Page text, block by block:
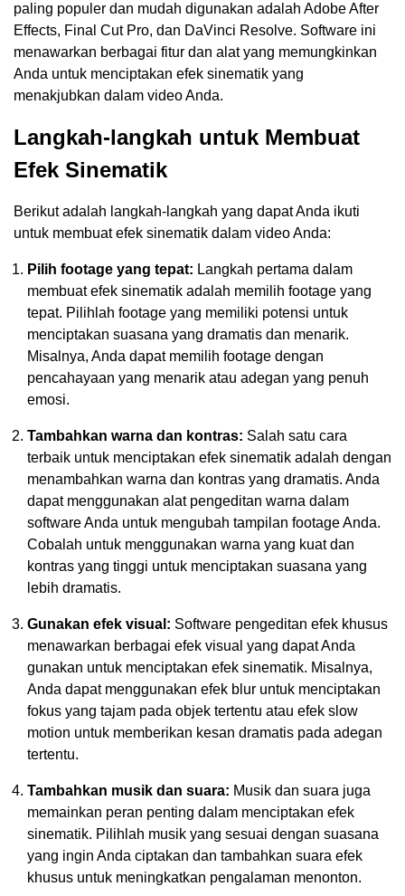
paling populer dan mudah digunakan adalah Adobe After
Effects, Final Cut Pro, dan DaVinci Resolve. Software ini
menawarkan berbagai fitur dan alat yang memungkinkan
Anda untuk menciptakan efek sinematik yang
menakjubkan dalam video Anda.
Langkah-langkah untuk Membuat
Efek Sinematik
Berikut adalah langkah-langkah yang dapat Anda ikuti
untuk membuat efek sinematik dalam video Anda:
Pilih footage yang tepat: Langkah pertama dalam
membuat efek sinematik adalah memilih footage yang
tepat. Pilihlah footage yang memiliki potensi untuk
menciptakan suasana yang dramatis dan menarik.
Misalnya, Anda dapat memilih footage dengan
pencahayaan yang menarik atau adegan yang penuh
emosi.
Tambahkan warna dan kontras: Salah satu cara
terbaik untuk menciptakan efek sinematik adalah dengan
menambahkan warna dan kontras yang dramatis. Anda
dapat menggunakan alat pengeditan warna dalam
software Anda untuk mengubah tampilan footage Anda.
Cobalah untuk menggunakan warna yang kuat dan
kontras yang tinggi untuk menciptakan suasana yang
lebih dramatis.
Gunakan efek visual: Software pengeditan efek khusus
menawarkan berbagai efek visual yang dapat Anda
gunakan untuk menciptakan efek sinematik. Misalnya,
Anda dapat menggunakan efek blur untuk menciptakan
fokus yang tajam pada objek tertentu atau efek slow
motion untuk memberikan kesan dramatis pada adegan
tertentu.
Tambahkan musik dan suara: Musik dan suara juga
memainkan peran penting dalam menciptakan efek
sinematik. Pilihlah musik yang sesuai dengan suasana
yang ingin Anda ciptakan dan tambahkan suara efek
khusus untuk meningkatkan pengalaman menonton.